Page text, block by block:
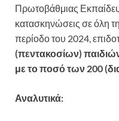
Πρωτοβάθμιας
κατασκηνώσεις σε όλη
περίοδο του 2024,
(πεντακοσίων)
με το ποσό των 200
Αναλυτικά: